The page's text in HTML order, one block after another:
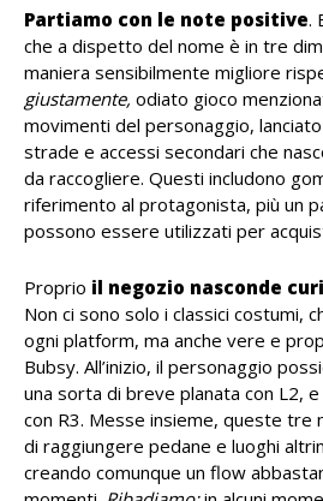
Partiamo con le note positive.
che a dispetto del nome è in tre
maniera sensibilmente migliore
giustamente, odiato gioco
movimenti del personaggio,
strade e accessi secondari che
da raccogliere. Questi includono
riferimento al protagonista, più un
possono essere utilizzati per
Proprio il negozio nasconde
Non ci sono solo i classici costumi,
ogni platform, ma anche vere e
Bubsy. All’inizio, il personaggio
una sorta di breve planata con L2,
con R3. Messe insieme, queste tre
di raggiungere pedane e luoghi
creando comunque un flow